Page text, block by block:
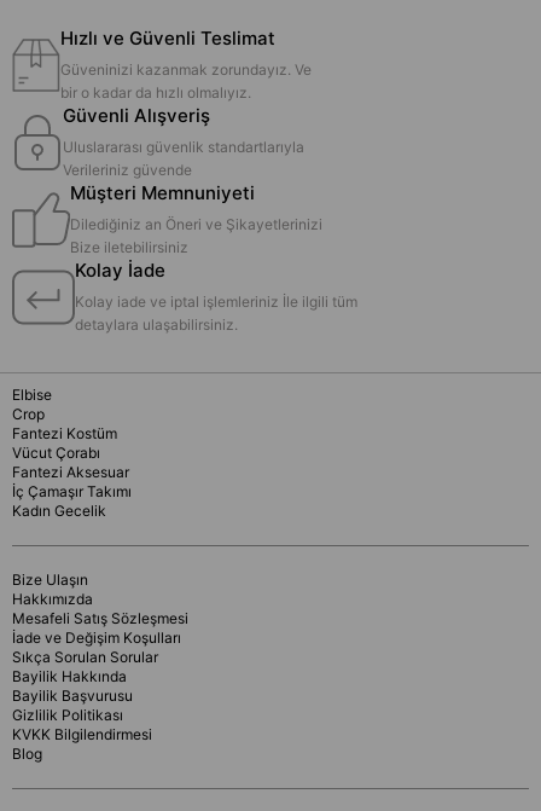
Hızlı ve Güvenli Teslimat
Güveninizi kazanmak zorundayız. Ve
bir o kadar da hızlı olmalıyız.
Güvenli Alışveriş
Uluslararası güvenlik standartlarıyla
Verileriniz güvende
Müşteri Memnuniyeti
Dilediğiniz an Öneri ve Şikayetlerinizi
Bize iletebilirsiniz
Kolay İade
Kolay iade ve iptal işlemleriniz İle ilgili tüm
detaylara ulaşabilirsiniz.
Elbise
Crop
Fantezi Kostüm
Vücut Çorabı
Fantezi Aksesuar
İç Çamaşır Takımı
Kadın Gecelik
Bize Ulaşın
Hakkımızda
Mesafeli Satış Sözleşmesi
İade ve Değişim Koşulları
Sıkça Sorulan Sorular
Bayilik Hakkında
Bayilik Başvurusu
Gizlilik Politikası
KVKK Bilgilendirmesi
Blog